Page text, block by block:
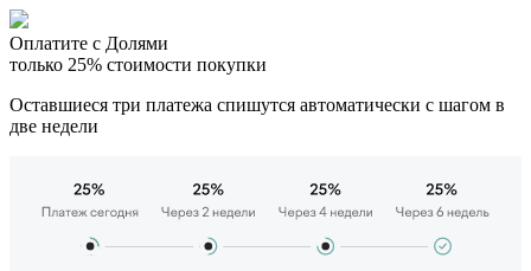
Оплатите с Долями
только 25% стоимости покупки
Оставшиеся три платежа спишутся автоматически с шагом в
две недели